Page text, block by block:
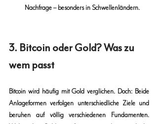
Nachfrage – besonders in Schwellenländern.
3. Bitcoin oder Gold? Was zu
wem passt
Bitcoin wird häufig mit Gold verglichen. Doch: Beide
Anlageformen verfolgen unterschiedliche Ziele und
beruhen auf völlig verschiedenen Fundamenten.